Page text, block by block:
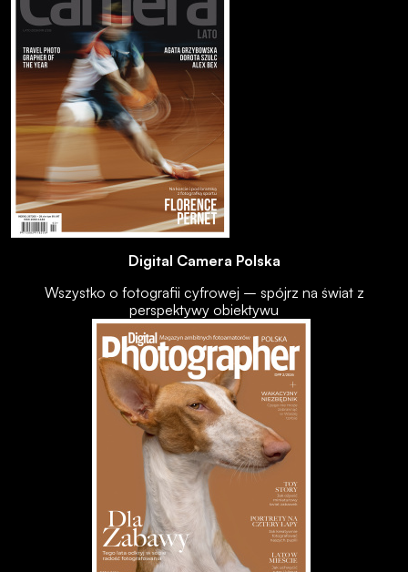
Digital Camera Polska
Wszystko o fotografii cyfrowej – spójrz na świat z
perspektywy obiektywu